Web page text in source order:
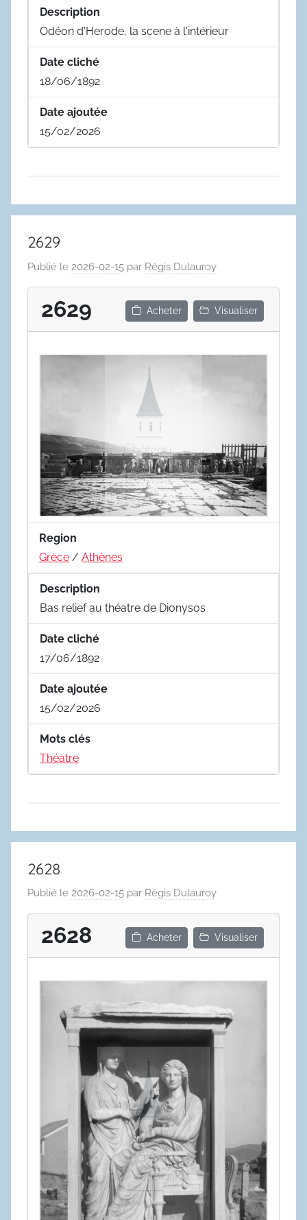
Description
Odéon d'Herode, la scene à l'intérieur
Date cliché
18/06/1892
Date ajoutée
15/02/2026
2629
Publié le 2026-02-15 par Régis Dulauroy
2629 Acheter Visualiser
Region
Grèce / Athènes
Description
Bas relief au théatre de Dionysos
Date cliché
17/06/1892
Date ajoutée
15/02/2026
Mots clés
Théatre
2628
Publié le 2026-02-15 par Régis Dulauroy
2628 Acheter Visualiser